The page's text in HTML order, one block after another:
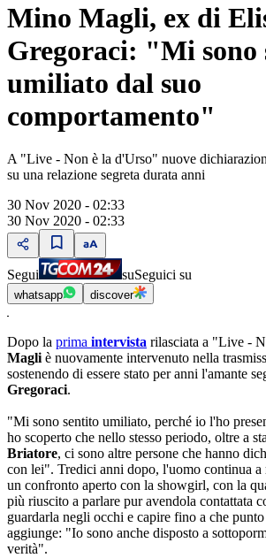
Mino Magli, ex di
Gregoraci: "Mi sono
umiliato dal suo
comportamento"
A "Live - Non è la d'Urso" nuove
su una relazione segreta durata anni
30 Nov 2020 - 02:33
30 Nov 2020 - 02:33
Segui suSeguici su
whatsapp discover
Dopo la prima intervista rilasciata a "Live -
Magli è nuovamente intervenuto nella
sostenendo di essere stato per anni l'amante
Gregoraci.
"Mi sono sentito umiliato, perché io l'ho
ho scoperto che nello stesso periodo, oltre a
Briatore, ci sono altre persone che hanno
con lei". Tredici anni dopo, l'uomo continua a
un confronto aperto con la showgirl, con la
più riuscito a parlare pur avendola contattata
guardarla negli occhi e capire fino a che
aggiunge: "Io sono anche disposto a
verità".